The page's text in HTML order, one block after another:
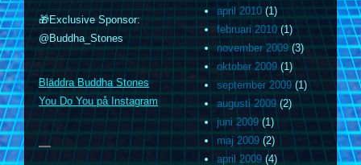
🎁Exclusive Sponsor:
@Buddha_Stones
Bläddra Buddha Stones
You Do You på Instagram
april 2010 (1)
februari 2010(1)
november 2009(3)
oktober 2009 (1)
september 2009(1)
augusti 2009 (2)
juni 2009 (1)
maj 2009 (2)
april 2009 (4)